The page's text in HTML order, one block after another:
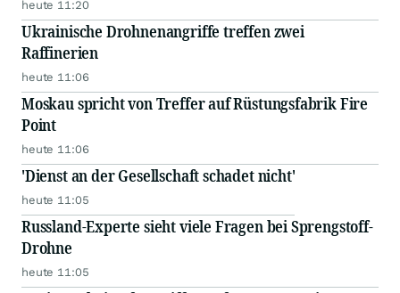
heute 11:20
Ukrainische Drohnenangriffe treffen zwei
Raffinerien
heute 11:06
Moskau spricht von Treffer auf Rüstungsfabrik Fire
Point
heute 11:06
'Dienst an der Gesellschaft schadet nicht'
heute 11:05
Russland-Experte sieht viele Fragen bei Sprengstoff-
Drohne
heute 11:05